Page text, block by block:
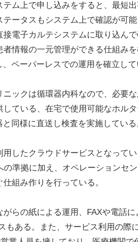
ム上で申し込みをすると、最短
ータスもシステム上で確認が可
電子カルテシステムに取り込ん
情報の一元管理ができる仕組み
ペーパーレスでの運用を確立して
ックは循環器内科なので、必要
している、在宅で使用可能なホル
同様に直送し検査を実施している
したクラウドサービスとなって
の準拠に加え、オペレーションセ
組み作りを行っている。
らの紙による運用、FAXや電話
もある。また、サービス利用の